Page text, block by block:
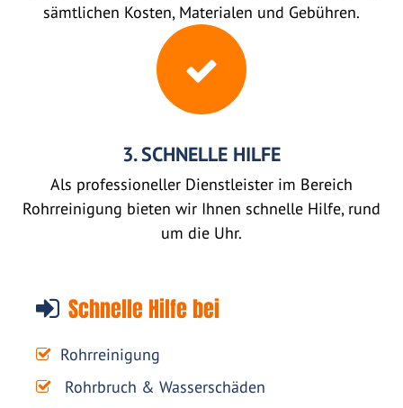
sämtlichen Kosten, Materialen und Gebühren.
3. SCHNELLE HILFE
Als professioneller Dienstleister im Bereich
Rohrreinigung bieten wir Ihnen schnelle Hilfe, rund
um die Uhr.
Schnelle Hilfe bei
Rohrreinigung
Rohrbruch & Wasserschäden